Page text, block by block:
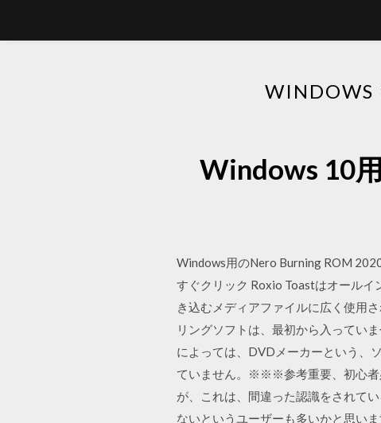
WINDOWS
Windows 10
Windows用のNero Burning ROM
すぐクリック Roxio Toastはオール
き込むメディアファイルに広く使用
リングソフトは、最初から入ってい
によっては、DVDメーカーという、
ていません。※※※参考重要、初心者
が、これは、間違った認識をされて
ないというユーザーも多いかと思い